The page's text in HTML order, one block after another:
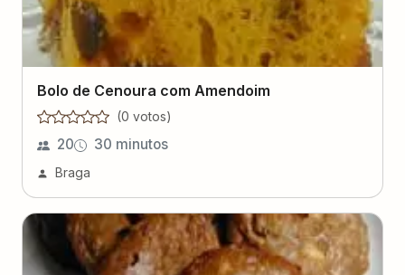
Bolo de Cenoura com Amendoim
(0 votos)
20 30 minutos
Braga